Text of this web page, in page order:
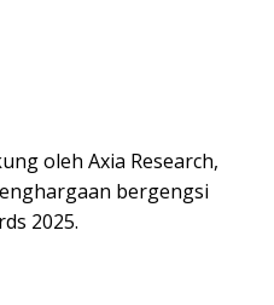
oleh Axia Research,
bergengsi
2025.